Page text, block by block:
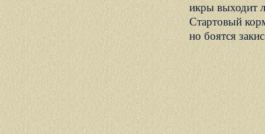
икры выходит
Стартовый
но боятся